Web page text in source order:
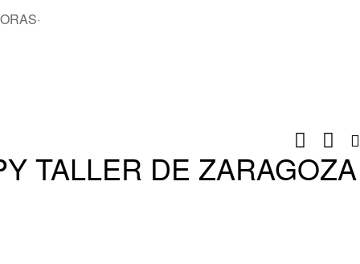
·
TALLER DE ZARAGOZA